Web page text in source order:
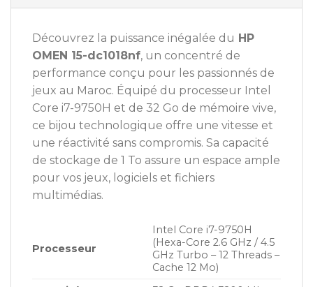
Découvrez la puissance inégalée du HP
OMEN 15-dc1018nf, un concentré de
performance conçu pour les passionnés de
jeux au Maroc. Équipé du processeur Intel
Core i7-9750H et de 32 Go de mémoire vive,
ce bijou technologique offre une vitesse et
une réactivité sans compromis. Sa capacité
de stockage de 1 To assure un espace ample
pour vos jeux, logiciels et fichiers
multimédias.
Processeur
Intel Core i7-9750H
(Hexa-Core 2.6 GHz / 4.5
GHz Turbo – 12 Threads –
Cache 12 Mo)